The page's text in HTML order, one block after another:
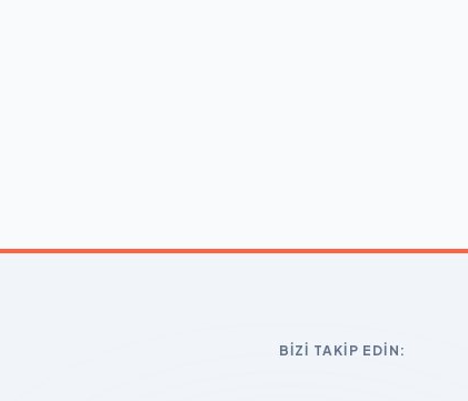
BIZI TAKIP EDIN: